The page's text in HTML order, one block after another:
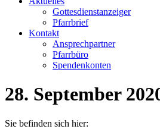
Gottesdienstanzeiger
Pfarrbrief
Kontakt
Ansprechpartner
Pfarrbüro
Spendenkonten
28. September
Sie befinden sich hier: